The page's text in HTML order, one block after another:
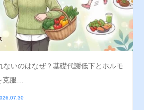
ないのはなぜ？基礎代謝低下とホルモ
克服…